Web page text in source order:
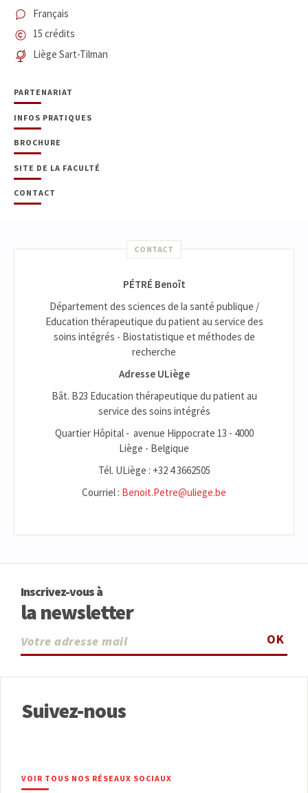
Français
15 crédits
Liège Sart-Tilman
PARTENARIAT
INFOS PRATIQUES
BROCHURE
SITE DE LA FACULTÉ
CONTACT
CONTACT
PÉTRÉ Benoît
Département des sciences de la santé publique /
Education thérapeutique du patient au service des
soins intégrés - Biostatistique et méthodes de
recherche
Adresse ULiège
Bât. B23 Education thérapeutique du patient au
service des soins intégrés
Quartier Hôpital - avenue Hippocrate 13 - 4000
Liège - Belgique
Tél. ULiège : +32 4 3662505
Courriel : Benoit.Petre@uliege.be
Inscrivez-vous à
la newsletter
OK
Suivez-nous
VOIR TOUS NOS RÉSEAUX SOCIAUX